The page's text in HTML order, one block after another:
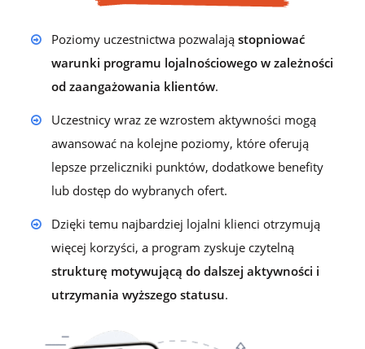
Poziomy uczestnictwa pozwalają stopniować
warunki programu lojalnościowego w zależności
od zaangażowania klientów.
Uczestnicy wraz ze wzrostem aktywności mogą
awansować na kolejne poziomy, które oferują
lepsze przeliczniki punktów, dodatkowe benefity
lub dostęp do wybranych ofert.
Dzięki temu najbardziej lojalni klienci otrzymują
więcej korzyści, a program zyskuje czytelną
strukturę motywującą do dalszej aktywności i
utrzymania wyższego statusu.